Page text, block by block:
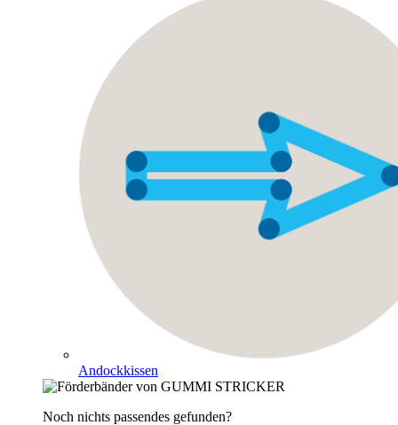
Andockkissen
Noch nichts passendes gefunden?